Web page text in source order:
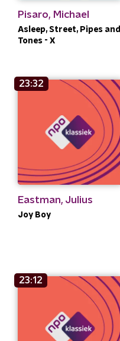
Pisaro, Michael
Asleep, Street, Pipes and
Tones - X
23:32
Eastman, Julius
Joy Boy
23:12